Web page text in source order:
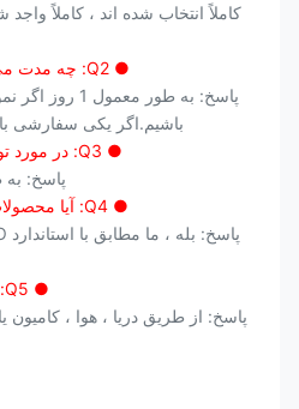
کاملاً انتخاب شده اند ، کاملاً
● Q2: چه مدت می توانید نمونه ها را تهیه کنید؟
پاسخ: به طور
باشیم.اگر یکی سفارشی
● Q3: در مورد تولید سفارش دسته ای چطور؟
پاسخ: به طور
● Q4: آیا محصولات نهایی را بازرسی می کنید؟
● Q5: چگونه کالا را حمل می کنید؟